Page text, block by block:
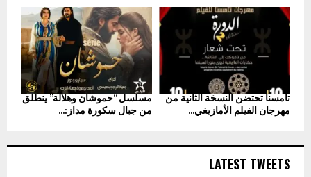
مسلسل “حموشان وهلالة” ينطلق
من جبال سكورة مداز:...
تامسنا تحتضن النسخة الثانية من
مهرجان الفيلم الأمازيغي...
LATEST TWEETS